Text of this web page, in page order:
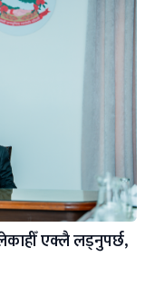
एक्लै लड्नुपर्छ,